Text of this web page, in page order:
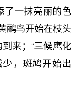
了一抹亮丽的色
鹂鸟开始在枝头
来；“三候鹰化
，斑鸠开始出